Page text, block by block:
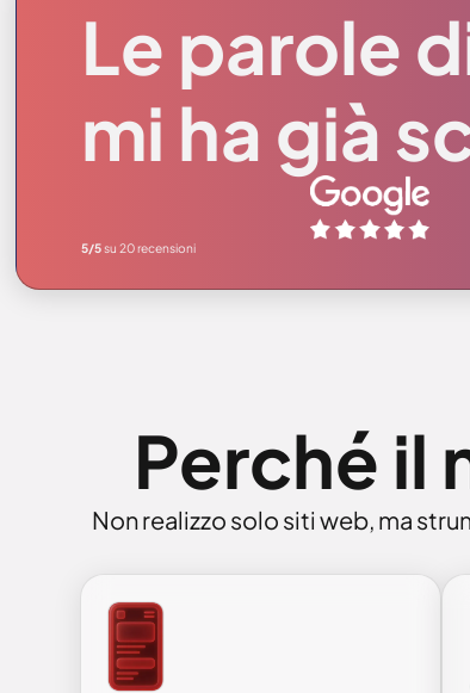
Le parole
mi ha già
5/5su 20 recensioni
Perché il
Non realizzo solo siti web, ma